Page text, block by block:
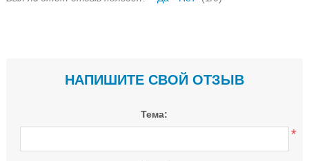
НАПИШИТЕ СВОЙ ОТЗЫВ
Тема:
*